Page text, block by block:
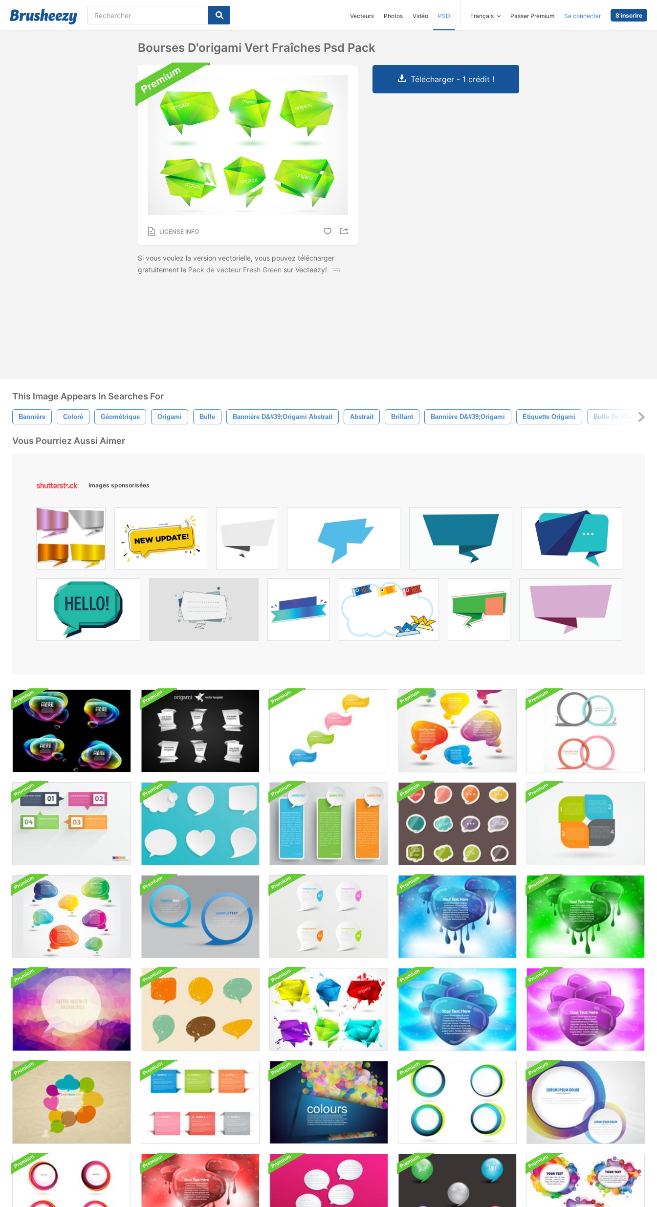
Vecteurs Photos Vidéo PSD Français Passer Premium Se connecter S'inscrire
Bourses D'origami Vert Fraîches Psd Pack
LICENSE INFO
Si vous voulez la version vectorielle, vous pouvez télécharger
gratuitement le Pack de vecteur Fresh Green sur Vecteezy!
Télécharger - 1 crédit !
This Image Appears In Searches For
Bannière Coloré Géométrique Origami Bulle Bannière D&#39;origami Abstrait Abstrait Brillant Bannière D&#39;origami Étiquette Origami Bulle De Parole
Vous Pourriez Aussi Aimer
Images sponsorisées